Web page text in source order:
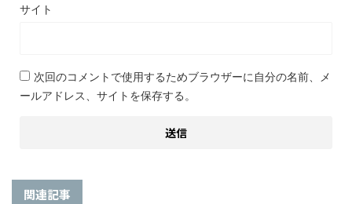
サイト
次回のコメントで使用するためブラウザーに自分の名前、メ
ールアドレス、サイトを保存する。
関連記事